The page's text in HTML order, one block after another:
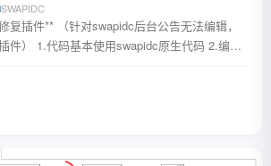
SWAPIDC
复插件** （针对swapidc后台公告无法编辑，
件） 1.代码基本使用swapidc原生代码 2.编辑